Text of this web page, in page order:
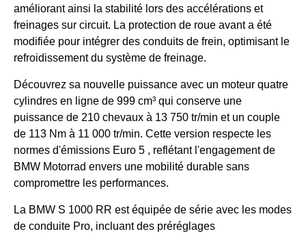
améliorant ainsi la stabilité lors des accélérations et
freinages sur circuit. La protection de roue avant a été
modifiée pour intégrer des conduits de frein, optimisant le
refroidissement du système de freinage.
Découvrez sa nouvelle puissance avec un moteur quatre
cylindres en ligne de 999 cm³ qui conserve une
puissance de 210 chevaux à 13 750 tr/min et un couple
de 113 Nm à 11 000 tr/min. Cette version respecte les
normes d'émissions Euro 5 , reflétant l'engagement de
BMW Motorrad envers une mobilité durable sans
compromettre les performances.
La BMW S 1000 RR est équipée de série avec les modes
de conduite Pro, incluant des préréglages